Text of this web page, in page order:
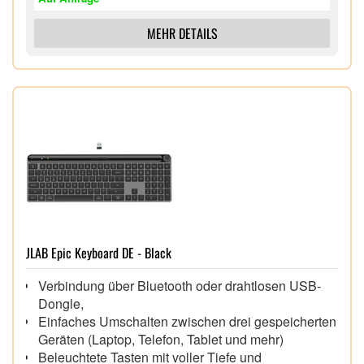
Kohlenstoffgehalt4 und Kunststoffkomponenten, die
zu mindestens 26 % aus recyceltem Kunststoff
10 Tage Nutzungsdauer mit einem einzigen
Ladevorgang6,
MEHR DETAILS
JLAB Epic Keyboard DE - Black
Verbindung über Bluetooth oder drahtlosen USB-
Dongle,
Einfaches Umschalten zwischen drei gespeicherten
Geräten (Laptop, Telefon, Tablet und mehr)
Beleuchtete Tasten mit voller Tiefe und